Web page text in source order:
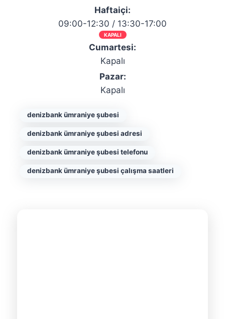
Haftaiçi:
09:00-12:30 / 13:30-17:00
KAPALI
Cumartesi:
Kapalı
Pazar:
Kapalı
denizbank ümraniye şubesi
denizbank ümraniye şubesi adresi
denizbank ümraniye şubesi telefonu
denizbank ümraniye şubesi çalışma saatleri